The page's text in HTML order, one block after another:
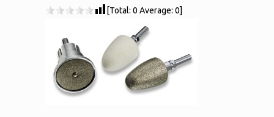
[Total: 0 Average: 0]